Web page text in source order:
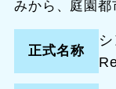
みから、庭園都
正式名称